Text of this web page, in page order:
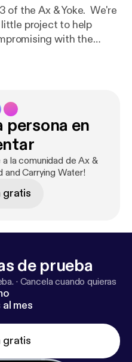
of the Ax & Yoke. We're
project to help
with the
to do in order to
once and for all.
persona en
la comunidad de Ax &
and Carrying Water!
gratis
de prueba
· Cancela cuando quieras
mes
gratis